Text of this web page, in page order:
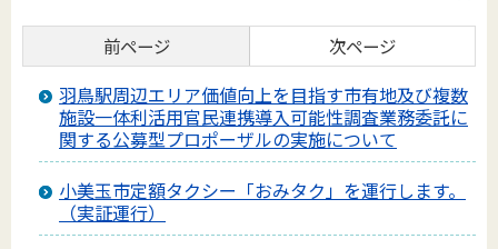
前ページ 次ページ
羽鳥駅周辺エリア価値向上を目指す市有地及び複数
施設一体利活用官民連携導入可能性調査業務委託に
関する公募型プロポーザルの実施について
小美玉市定額タクシー「おみタク」を運行します。
（実証運行）